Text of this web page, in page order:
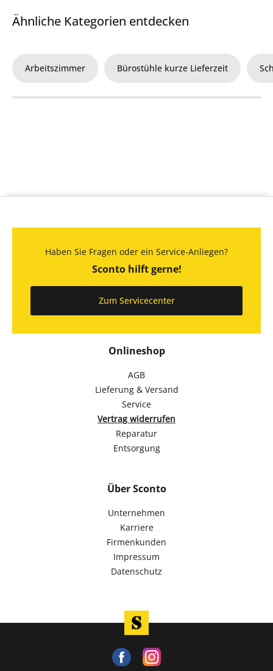
Ähnliche Kategorien entdecken
Arbeitszimmer Bürostühle kurze Lieferzeit
Onlineshop
AGB
Lieferung & Versand
Service
Vertrag widerrufen
Reparatur
Entsorgung
Über Sconto
Unternehmen
Karriere
Firmenkunden
Impressum
Datenschutz
Haben Sie Fragen oder ein Service-Anliegen?
Sconto hilft gerne!
Zum Servicecenter